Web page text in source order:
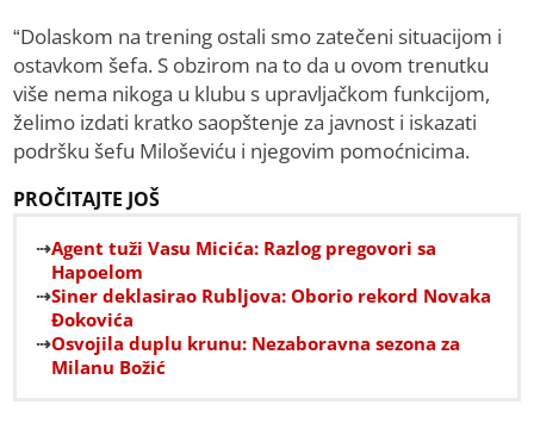
“Dolaskom na trening ostali smo zatečeni situacijom i
ostavkom šefa. S obzirom na to da u ovom trenutku
više nema nikoga u klubu s upravljačkom funkcijom,
želimo izdati kratko saopštenje za javnost i iskazati
podršku šefu Miloševiću i njegovim pomoćnicima.
PROČITAJTE JOŠ
Agent tuži Vasu Micića: Razlog pregovori sa
Hapoelom
Siner deklasirao Rubljova: Oborio rekord Novaka
Đokovića
Osvojila duplu krunu: Nezaboravna sezona za
Milanu Božić